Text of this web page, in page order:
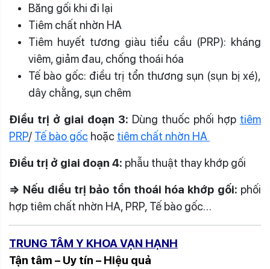
Băng gối khi đi lại
Tiêm chất nhờn HA
Tiêm huyết tương giàu tiểu cầu (PRP): kháng
viêm, giảm đau, chống thoái hóa
Tế bào gốc: điều trị tổn thương sụn (sụn bị xé),
dây chằng, sụn chêm
Điều trị ở giai đoạn 3: Dùng thuốc phối hợp tiêm
PRP/ Tế bào gốc hoặc tiêm chất nhờn HA
Điều trị ở giai đoạn 4: phẫu thuật thay khớp gối
⇒ Nếu điều trị bảo tồn thoái hóa khớp gối: phối
hợp tiêm chất nhờn HA, PRP, Tế bào gốc…
TRUNG TÂM Y KHOA VẠN HẠNH
Tận tâm – Uy tín – Hiệu quả